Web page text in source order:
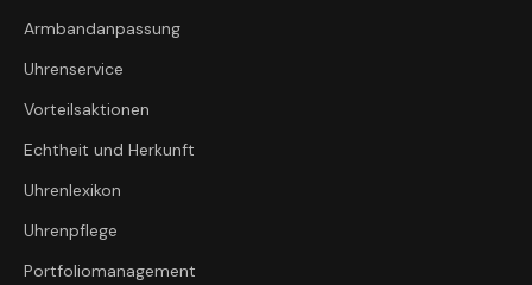
Armbandanpassung
Uhrenservice
Vorteilsaktionen
Echtheit und Herkunft
Uhrenlexikon
Uhrenpflege
Portfoliomanagement